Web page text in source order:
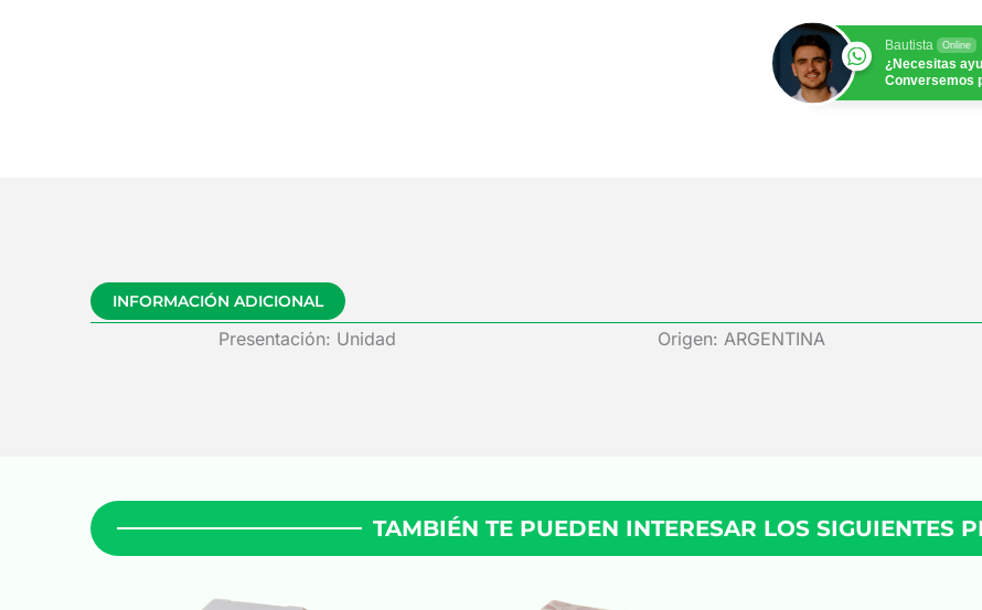
Bautista Online
¿Necesitas
Conversemos
INFORMACIÓN ADICIONAL
Presentación: Unidad Origen: ARGENTINA
TAMBIÉN TE PUEDEN INTERESAR LOS SIGUIENTES